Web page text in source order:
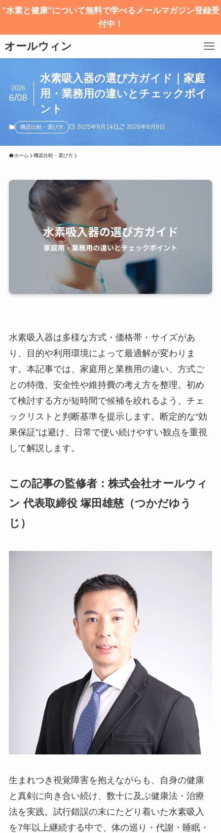
"水素と健康"について無料で学べるメールマガジン登録受
付中！
オールウィン
水素吸入器の選び方ガイド｜家庭
用・業務用の違いとチェックポイ
ント
2026
6/08
機器比較・選び方 2025年9月14日 2026年6月8日
ホーム 機器比較・選び方
水素吸入器は多様な方式・価格帯・サイズがあ
り、目的や利用環境によって最適解が変わりま
す。本記事では、家庭用と業務用の違い、方式ご
との特徴、安全性や維持費の考え方を整理。初め
て検討する方が短時間で候補を絞れるよう、チェ
ックリストと判断基準を提示します。断定的な“効
果保証”は避け、日常で使い続けやすい観点を重視
して解説します。
この記事の監修者：株式会社オールウィ
ン 代表取締役 塚田雄慈（つかだゆう
じ）
生まれつき視覚障害を抱えながらも、自身の健康
と真剣に向き合い続け、数十に及ぶ健康法・治療
法を実践。試行錯誤の末にたどり着いた水素吸入
を7年以上継続する中で、体の巡り・代謝・睡眠・